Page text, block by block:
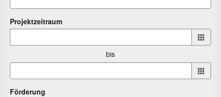
Projektzeitraum
von
bis
Förderung